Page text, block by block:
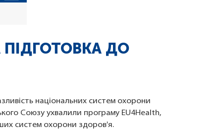
ПІДГОТОВКА ДО
національних систем охорони
Союзу ухвалили програму EU4Health,
систем охорони здоров'я.